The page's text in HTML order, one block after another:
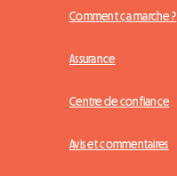
Comment ça marche ?
Assurance
Centre de confiance
Avis et commentaires